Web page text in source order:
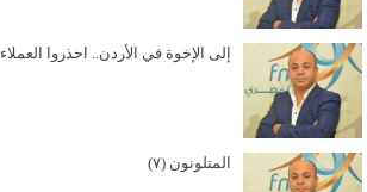
إلى الإخوة في الأردن.. احذروا العملاء
المتلونون (٧)